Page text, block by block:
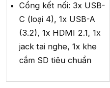
Cổng kết nối: 3x USB-
C (loại 4), 1x USB-A
(3.2), 1x HDMI 2.1, 1x
jack tai nghe, 1x khe
cắm SD tiêu chuẩn